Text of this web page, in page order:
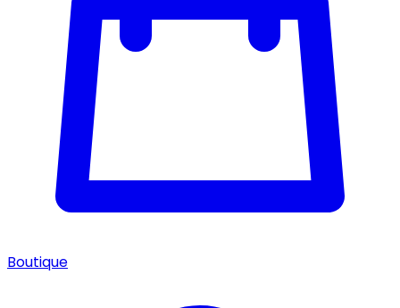
Boutique